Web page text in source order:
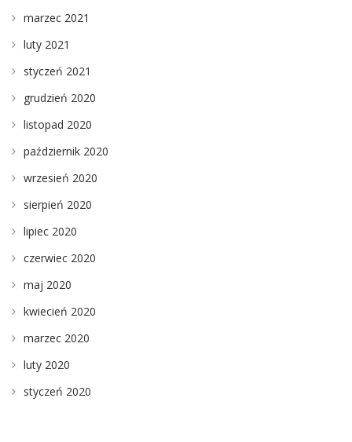
marzec 2021
luty 2021
styczeń 2021
grudzień 2020
listopad 2020
październik 2020
wrzesień 2020
sierpień 2020
lipiec 2020
czerwiec 2020
maj 2020
kwiecień 2020
marzec 2020
luty 2020
styczeń 2020